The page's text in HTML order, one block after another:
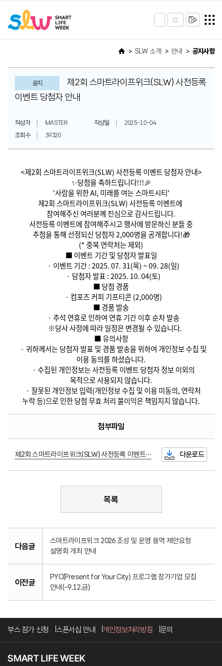
SLW 소개 안내 공지사항
공지
제2회 스마트라이프위크(SLW) 사전등록
이벤트 당첨자 안내
작성자 MASTER 작성일
2025-10-04
조회수
39320
<제2회 스마트라이프위크(SLW) 사전등록 이벤트 당첨자 안내>
✨당첨을 축하드립니다!!!🎉
'사람을 위한 AI, 미래를 여는 스마트시티'
제2회 스마트라이프위크(SLW) 사전등록 이벤트에
참여해주신 여러분께 진심으로 감사드립니다.
사전등록 이벤트에 참여해주시고 행사에 방문하신 분들 중
추첨을 통해 선정되신 당첨자 2,000명을 공개합니다!🎁
(* 중복 연락처는 제외)
■ 이벤트 기간 및 당첨자 발표일
· 이벤트 기간 : 2025. 07. 31(목) ~ 09. 28(일)
· 당첨자 발표 : 2025. 10. 04(토)
■ 당첨 경품
· 컴포즈 커피 기프티콘 (2,000명)
■ 경품 발송
· 추석 연휴로 인하여 연휴 기간 이후 순차 발송
※당사 사정에 따라 일정은 변경될 수 있습니다.
■ 유의사항
· 귀하께서는 당첨자 발표 및 경품 발송을 위하여 개인정보 수집 및
이용 동의를 하셨습니다.
· 수집된 개인정보는 사전등록 이벤트 당첨자 정보 이외의
목적으로 사용되지 않습니다.
· 잘못된 개인정보 입력(개인정보 수집 및 이용 미동의, 연락처
누락 등)으로 인한 당첨 무효 처리 불이익은 책임지지 않습니다.
첨부파일
제2회 스마트라이프위크(SLW) 사전등록 이벤트 당첨자 명단.xlsx 다운로드
목록
다음글
스마트라이프위크 2026 조성 및 운영 용역 제안요청
설명회 개최 안내
이전글
PYC(Present for Your City) 프로그램 참가기업 모집
안내(~9.12.금)
부스 참가 신청 스폰서십 안내 개인정보처리방침 문의